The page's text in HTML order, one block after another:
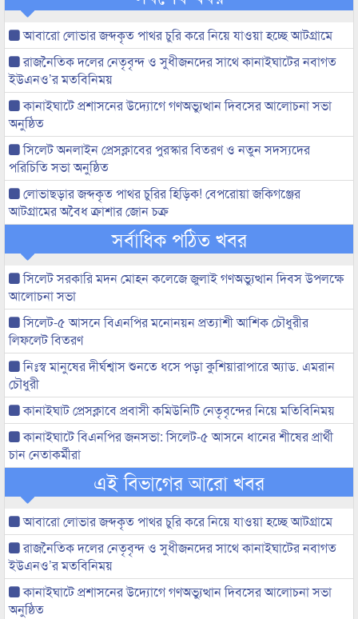
আবারো লোভার জব্দকৃত পাথর চুরি করে নিয়ে যাওয়া হচ্ছে আটগ্রামে
রাজনৈতিক দলের নেতৃবৃন্দ ও সুধীজনদের সাথে কানাইঘাটের নবাগত
ইউএনও’র মতবিনিময়
কানাইঘাটে প্রশাসনের উদ্যোগে গণঅভ্যুত্থান দিবসের আলোচনা সভা
অনুষ্ঠিত
সিলেট অনলাইন প্রেসক্লাবের পুরস্কার বিতরণ ও নতুন সদস্যদের
পরিচিতি সভা অনুষ্ঠিত
লোভাছড়ার জব্দকৃত পাথর চুরির হিড়িক! বেপরোয়া জকিগঞ্জের
আটগ্রামের অবৈধ ক্রাশার জোন চক্র
সর্বাধিক পঠিত খবর
সিলেট সরকারি মদন মোহন কলেজে জুলাই গণঅভ্যুত্থান দিবস উপলক্ষে
আলোচনা সভা
সিলেট-৫ আসনে বিএনপির মনোনয়ন প্রত্যাশী আশিক চৌধুরীর
লিফলেট বিতরণ
নিঃস্ব মানুষের দীর্ঘশ্বাস শুনতে ধসে পড়া কুশিয়ারাপারে অ্যাড. এমরান
চৌধুরী
কানাইঘাট প্রেসক্লাবে প্রবাসী কমিউনিটি নেতৃবৃন্দের নিয়ে মতিবিনিময়
কানাইঘাটে বিএনপির জনসভা: সিলেট-৫ আসনে ধানের শীষের প্রার্থী
চান নেতাকর্মীরা
এই বিভাগের আরো খবর
আবারো লোভার জব্দকৃত পাথর চুরি করে নিয়ে যাওয়া হচ্ছে আটগ্রামে
রাজনৈতিক দলের নেতৃবৃন্দ ও সুধীজনদের সাথে কানাইঘাটের নবাগত
ইউএনও’র মতবিনিময়
কানাইঘাটে প্রশাসনের উদ্যোগে গণঅভ্যুত্থান দিবসের আলোচনা সভা
অনুষ্ঠিত